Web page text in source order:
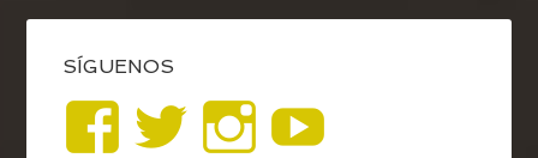
SÍGUENOS
VerVerVer